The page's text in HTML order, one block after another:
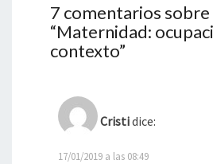
7 comentarios sobre
“Maternidad:
contexto”
Cristidice:
17/01/2019 a las 08:49